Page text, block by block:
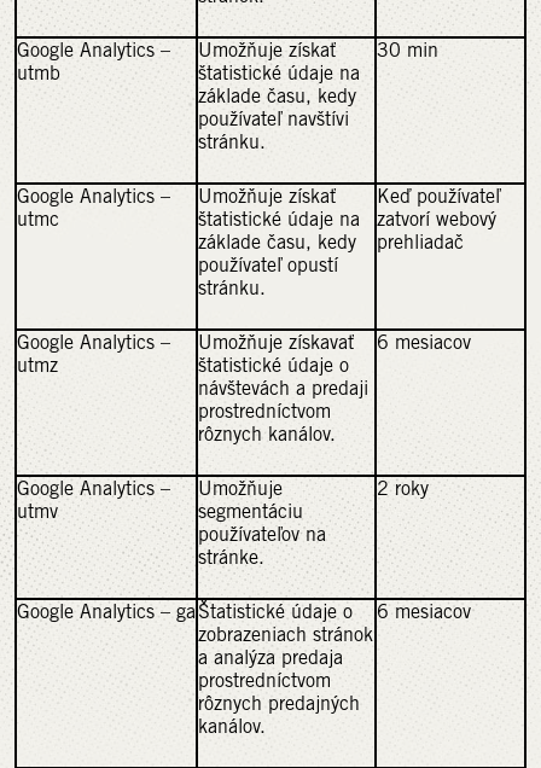
Google Analytics –
utmb
Umožňuje získať
štatistické údaje na
základe času, kedy
používateľ navštívi
stránku.
30 min
Google Analytics –
utmc
Umožňuje získať
štatistické údaje na
základe času, kedy
používateľ opustí
stránku.
Keď používateľ
zatvorí webový
prehliadač
Google Analytics –
utmz
Umožňuje získavať
štatistické údaje o
návštevách a predaji
prostredníctvom
rôznych kanálov.
6 mesiacov
Google Analytics –
utmv
Umožňuje
segmentáciu
používateľov na
stránke.
2 roky
Google Analytics – ga Štatistické údaje o
zobrazeniach stránok
a analýza predaja
prostredníctvom
rôznych predajných
kanálov.
6 mesiacov